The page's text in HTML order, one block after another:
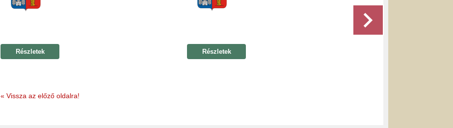
Részletek Részletek
« Vissza az előző oldalra!